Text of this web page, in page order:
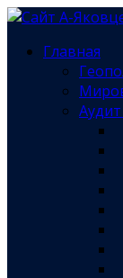
Главная